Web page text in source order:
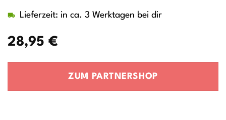
28,95 €
Lieferzeit: in ca. 3 Werktagen bei dir
ZUM PARTNERSHOP